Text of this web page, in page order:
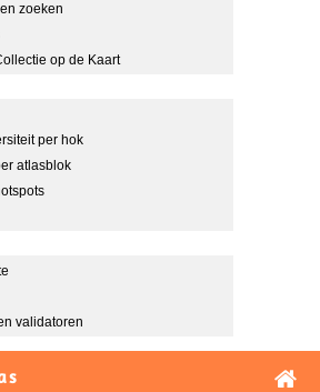
zoeken
op de Kaart
per hok
atlasblok
validatoren